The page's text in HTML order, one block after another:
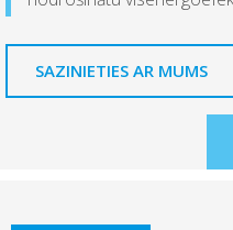
SAZINIETIES AR MUMS